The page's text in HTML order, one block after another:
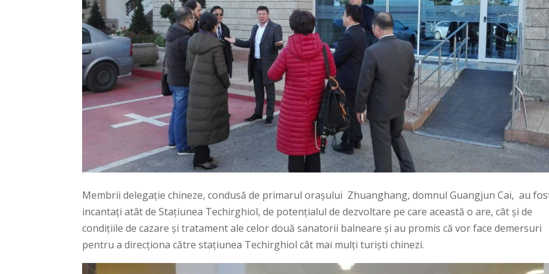
Membrii delegație chineze, condusă de primarul orașului Zhuanghang, domnul Guangjun Cai, au
incantați atât de Stațiunea Techirghiol, de potențialul de dezvoltare pe care această o are, cât și de
condițiile de cazare și tratament ale celor două sanatorii balneare și au promis că vor face demersuri
pentru a direcționa către stațiunea Techirghiol cât mai mulți turiști chinezi.